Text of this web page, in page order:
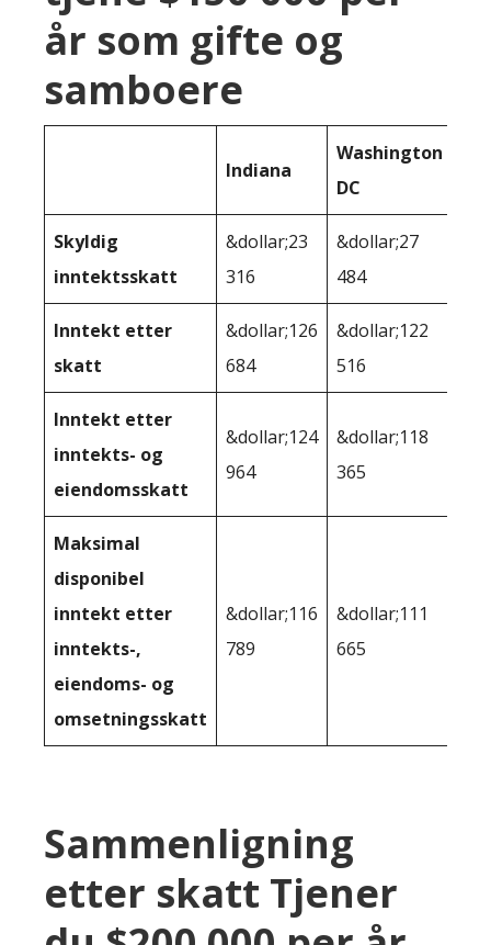
år som gifte og
samboere
Indiana
Washington
DC
Skyldig
inntektsskatt
&dollar;23
316
&dollar;27
484
Inntekt etter
skatt
&dollar;126
684
&dollar;122
516
Inntekt etter
inntekts- og
eiendomsskatt
&dollar;124
964
&dollar;118
365
Maksimal
disponibel
inntekt etter
inntekts-,
eiendoms- og
omsetningsskatt
&dollar;116
789
&dollar;111
665
Sammenligning
etter skatt Tjener